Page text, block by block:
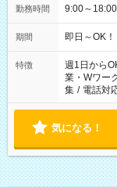
勤務時間 9:00～18:00
期間 即日～OK
特徴 週1日から
業・Wワー
集 / 電話対
気になる！